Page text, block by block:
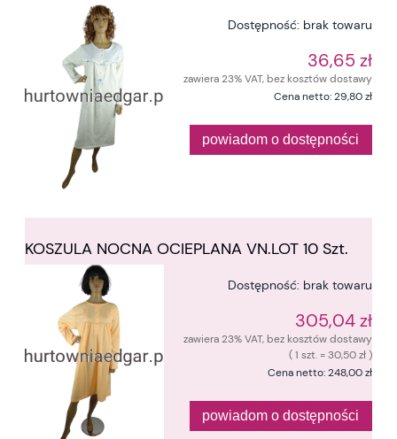
Dostępność: brak towaru
36,65 zł
zawiera 23% VAT, bez kosztów dostawy
Cena netto:29,80 zł
powiadom o dostępności
KOSZULA NOCNA OCIEPLANA VN.LOT 10 Szt.
Dostępność: brak towaru
305,04 zł
zawiera 23% VAT, bez kosztów dostawy
( 1 szt. = 30,50 zł )
Cena netto:248,00 zł
powiadom o dostępności